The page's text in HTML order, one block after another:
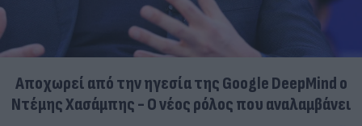
Αποχωρεί από την ηγεσία της Google DeepMind ο
Ντέμης Χασάμπης - Ο νέος ρόλος που αναλαμβάνει